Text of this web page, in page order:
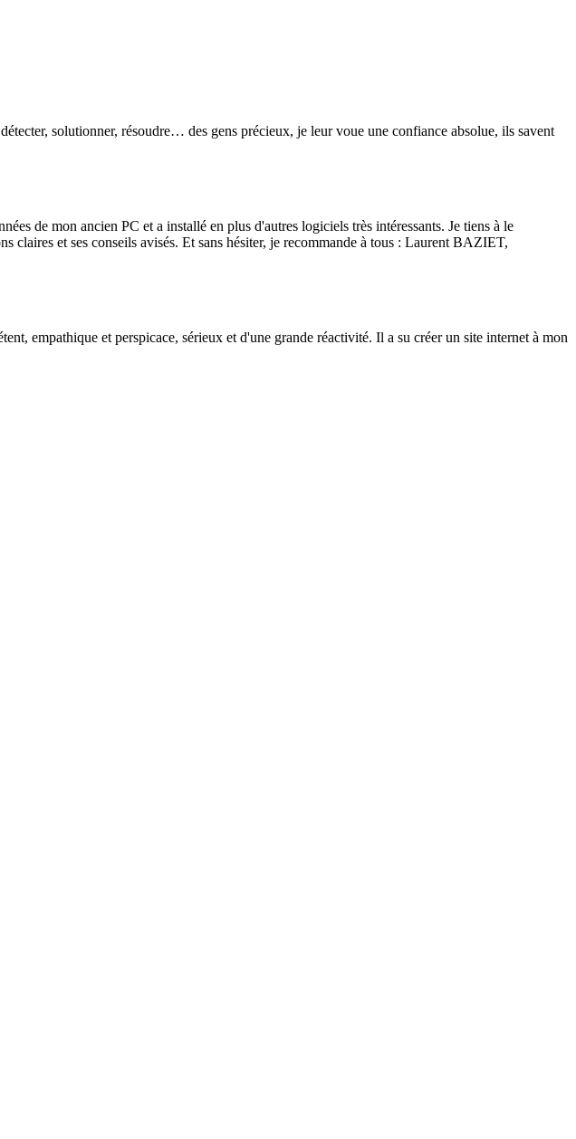
solutionner, résoudre… des gens précieux, je leur voue une confiance absolue, ils savent
de mon ancien PC et a installé en plus d'autres logiciels très intéressants. Je tiens à le
claires et ses conseils avisés. Et sans hésiter, je recommande à tous : Laurent BAZIET,
empathique et perspicace, sérieux et d'une grande réactivité. Il a su créer un site internet à mon